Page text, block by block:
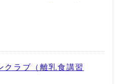
クラブ（離乳食講習